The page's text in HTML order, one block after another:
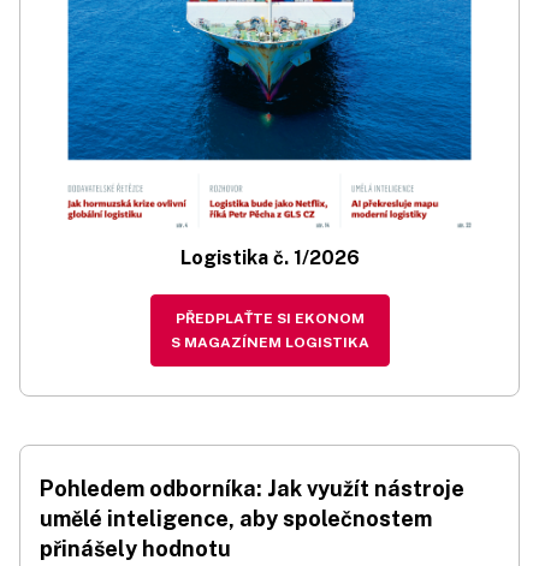
Logistika č. 1/2026
PŘEDPLAŤTE SI EKONOM
S MAGAZÍNEM LOGISTIKA
Pohledem odborníka: Jak využít nástroje
umělé inteligence, aby společnostem
přinášely hodnotu